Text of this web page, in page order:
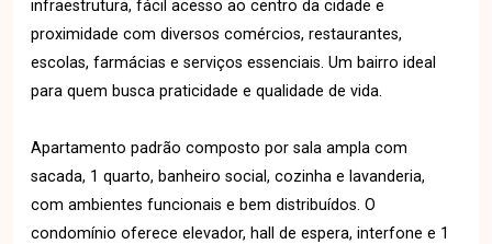
infraestrutura, fácil acesso ao centro da cidade e
proximidade com diversos comércios, restaurantes,
escolas, farmácias e serviços essenciais. Um bairro ideal
para quem busca praticidade e qualidade de vida.
Apartamento padrão composto por sala ampla com
sacada, 1 quarto, banheiro social, cozinha e lavanderia,
com ambientes funcionais e bem distribuídos. O
condomínio oferece elevador, hall de espera, interfone e 1